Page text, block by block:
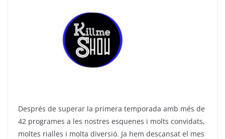
m p
p
Després de superar la primera temporada amb més de
42 programes a les nostres esquenes i molts convidats,
moltes rialles i molta diversió. Ja hem descansat el mes